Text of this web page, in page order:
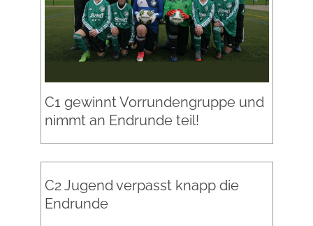
C1 gewinnt Vorrundengruppe und
nimmt an Endrunde teil!
C2 Jugend verpasst knapp die
Endrunde